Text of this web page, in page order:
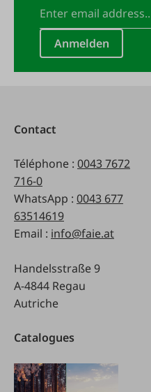
Anmelden
Contact
Téléphone : 0043 7672
716-0
WhatsApp : 0043 677
63514619
Email : info@faie.at
Handelsstraße 9
A-4844 Regau
Autriche
Catalogues